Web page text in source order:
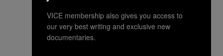
VICE membership also gives you access to
our very best writing and exclusive new
documentaries.